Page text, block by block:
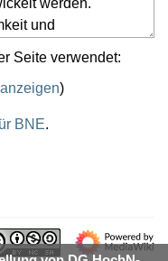
Seite verwendet:
)
BNE.